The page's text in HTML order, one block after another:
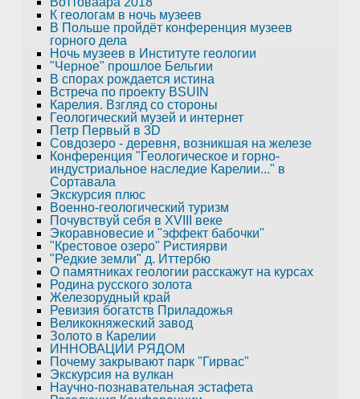
К геологам в ночь музеев
В Польше пройдёт конференция музеев
горного дела
Ночь музеев в Институте геологии
"Черное" прошлое Бельгии
В спорах рождается истина
Встреча по проекту BSUIN
Карелия. Взгляд со стороны
Геологический музей и интернет
Петр Первый в 3D
Совдозеро - деревня, возникшая на железе
Конференция "Геологическое и горно-
индустриальное наследие Карелии..." в
Сортавала
Экскурсия плюс
Военно-геологический туризм
Почувствуй себя в XVIII веке
Экоравновесие и "эффект бабочки"
"Крестовое озеро" Ристиярви
"Редкие земли" д. Иттербю
О памятниках геологии расскажут на курсах
Родина русского золота
Железорудный край
Ревизия богатств Приладожья
Великокняжеский завод
Золото в Карелии
ИННОВАЦИИ РЯДОМ
Почему закрывают парк "Гирвас"
Экскурсия на вулкан
Научно-познавательная эстафета